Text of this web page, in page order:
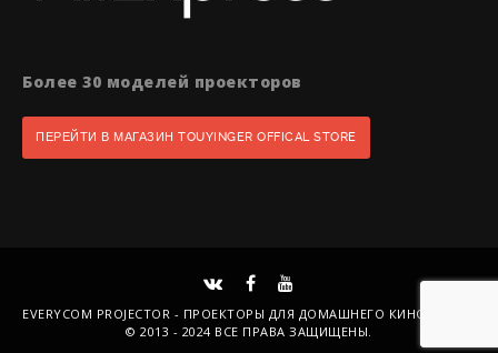
Более 30 моделей проекторов
ПЕРЕЙТИ В МАГАЗИН TOUYINGER OFFICAL STORE
EVERYCOM PROJECTOR - ПРОЕКТОРЫ ДЛЯ ДОМАШНЕГО КИНОТЕАТРА
© 2013 - 2024 ВСЕ ПРАВА ЗАЩИЩЕНЫ.